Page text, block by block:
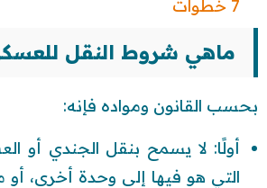
7 خطوات
ماهي شروط النقل
بحسب القانون ومواده فإنه:
أولًا: لا يسمح بنقل الجندي أو
التي هو فيها إلى وحدة أخرى، أو